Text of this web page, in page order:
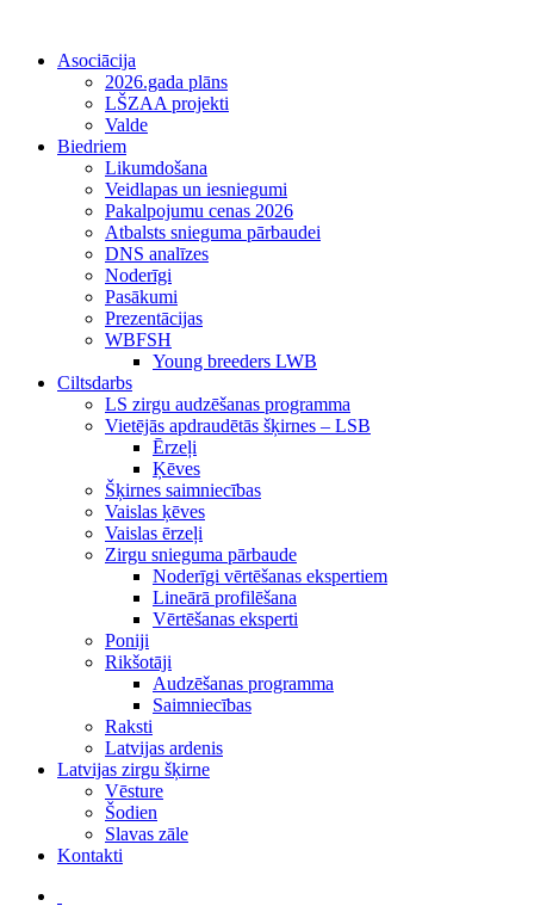
Asociācija
2026.gada plāns
LŠZAA projekti
Valde
Biedriem
Likumdošana
Veidlapas un iesniegumi
Pakalpojumu cenas 2026
Atbalsts snieguma pārbaudei
DNS analīzes
Noderīgi
Pasākumi
Prezentācijas
WBFSH
Young breeders LWB
Ciltsdarbs
LS zirgu audzēšanas programma
Vietējās apdraudētās šķirnes – LSB
Ērzeļi
Ķēves
Šķirnes saimniecības
Vaislas ķēves
Vaislas ērzeļi
Zirgu snieguma pārbaude
Noderīgi vērtēšanas ekspertiem
Lineārā profilēšana
Vērtēšanas eksperti
Poniji
Rikšotāji
Audzēšanas programma
Saimniecības
Raksti
Latvijas ardenis
Latvijas zirgu šķirne
Vēsture
Šodien
Slavas zāle
Kontakti